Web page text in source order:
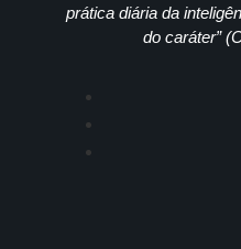
prática diária da
do caráter”